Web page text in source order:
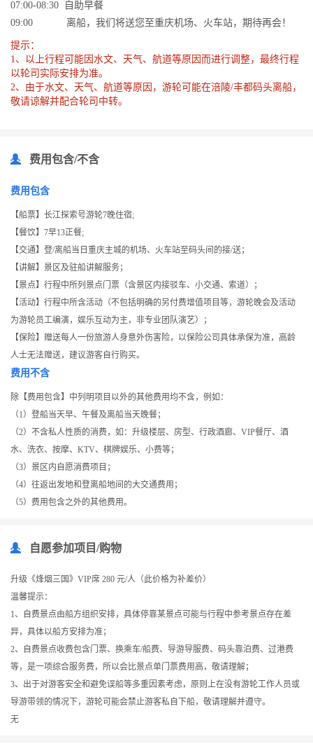
07:00-08:30 自助早餐
09:00 离船，我们将送您至重庆机场、火车站，期待再会！
提示：
1、以上行程可能因水文、天气、航道等原因而进行调整，最终行程
以轮司实际安排为准。
2、由于水文、天气、航道等原因，游轮可能在涪陵/丰都码头离船，
敬请谅解并配合轮司中转。
费用包含/不含
费用包含
【船票】长江探索号游轮7晚住宿;
【餐饮】7早13正餐;
【交通】登/离船当日重庆主城的机场、火车站至码头间的接/送；
【讲解】景区及驻船讲解服务；
【景点】行程中所列景点门票（含景区内接驳车、小交通、索道）；
【活动】行程中所含活动（不包括明确的另付费增值项目等，游轮晚会及活动
为游轮员工编演，娱乐互动为主，非专业团队演艺）；
【保险】赠送每人一份旅游人身意外伤害险，以保险公司具体承保为准，高龄
人士无法赠送，建议游客自行购买。
费用不含
除【费用包含】中列明项目以外的其他费用均不含，例如：
（1）登船当天早、午餐及离船当天晚餐；
（2）不含私人性质的消费，如：升级楼层、房型、行政酒廊、VIP餐厅、酒
水、洗衣、按摩、KTV、棋牌娱乐、小费等；
（3）景区内自愿消费项目；
（4）往返出发地和登离船地间的大交通费用；
（5）费用包含之外的其他费用。
自愿参加项目/购物
升级《烽烟三国》VIP席 280 元/人（此价格为补差价）
温馨提示：
1、自费景点由船方组织安排，具体停靠某景点可能与行程中参考景点存在差
异，具体以船方安排为准；
2、自费景点收费包含门票、换乘车/船费、导游导服费、码头靠泊费、过港费
等，是一项综合服务费，所以会比景点单门票费用高，敬请理解；
3、出于对游客安全和避免误船等多重因素考虑，原则上在没有游轮工作人员或
导游带领的情况下，游轮可能会禁止游客私自下船，敬请理解并遵守。
无